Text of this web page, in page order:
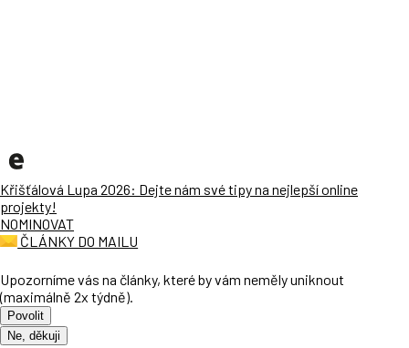
Křišťálová Lupa 2026: Dejte nám své tipy na nejlepší online
projekty!
NOMINOVAT
ČLÁNKY DO MAILU
Upozorníme vás na články, které by vám neměly uniknout
(maximálně 2x týdně).
Povolit
Ne, děkuji